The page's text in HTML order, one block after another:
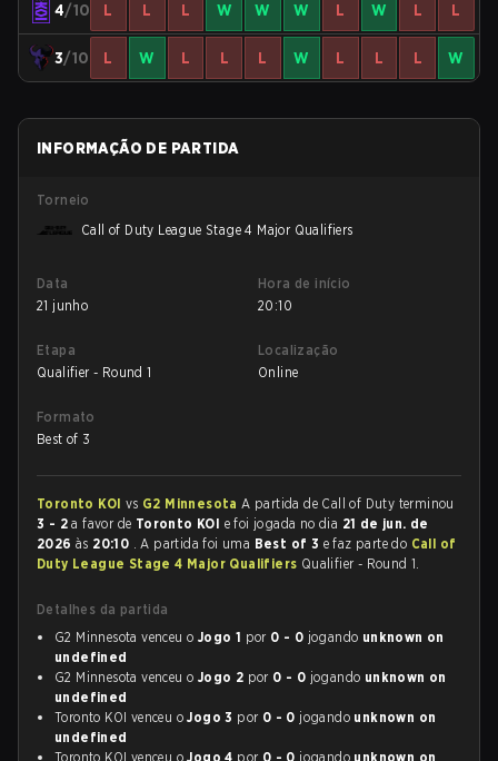
4/10 L L L W W W L W L L
3/10 L W L L L W L L L W
INFORMAÇÃO DE PARTIDA
Torneio
Call of Duty League Stage 4 Major Qualifiers
Data
21 junho
Hora de início
20:10
Etapa
Qualifier - Round 1
Localização
Online
Formato
Best of 3
Toronto KOI vs G2 MinnesotaA partida de Call of Duty terminou
3 - 2 a favor de Toronto KOI e foi jogada no dia 21 de jun. de
2026 às 20:10 . A partida foi uma Best of 3 e faz parte do Call of
Duty League Stage 4 Major Qualifiers Qualifier - Round 1.
Detalhes da partida
G2 Minnesota venceu o Jogo 1 por 0 - 0 jogando unknown on
undefined
G2 Minnesota venceu o Jogo 2 por 0 - 0 jogando unknown on
undefined
Toronto KOI venceu oJogo 3 por 0 - 0 jogando unknown on
undefined
Toronto KOI venceu oJogo 4 por 0 - 0 jogando unknown on